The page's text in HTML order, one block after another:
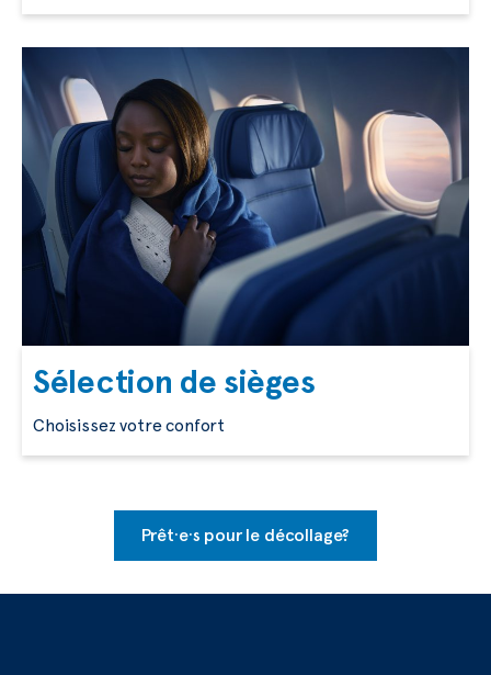
Sélection de sièges
Choisissez votre confort
Prêt·e·s pour le décollage?